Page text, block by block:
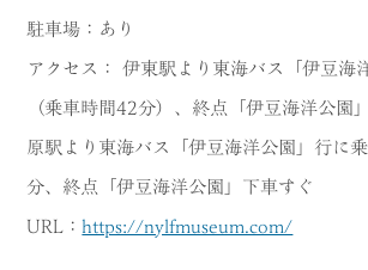
駐車場：あり
アクセス： 伊東駅より東海バス「伊豆海
（乗車時間42分）、終点「伊豆海洋公園
原駅より東海バス「伊豆海洋公園」行に
分、終点「伊豆海洋公園」下車すぐ
URL：https://nylfmuseum.com/